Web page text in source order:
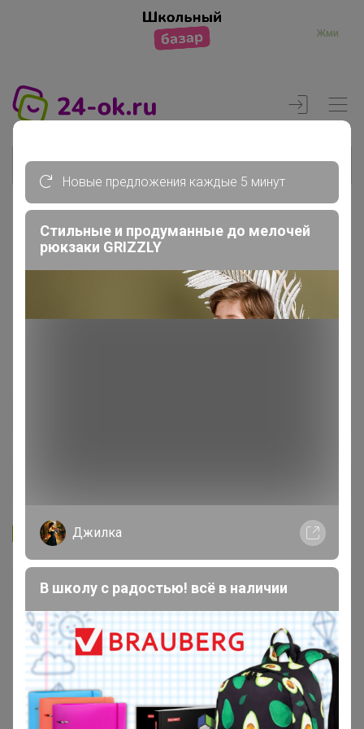
Жми
Запомнить Забыли пароль?
Войти
Регистрация
Войти с помощью других сервисов
Новые предложения каждые 5 минут
Стильные и продуманные до мелочей
рюкзаки GRIZZLY
Джилка
В школу с радостью! всё в наличии